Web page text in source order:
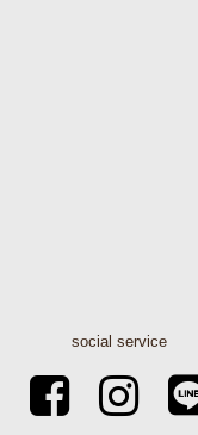
social service